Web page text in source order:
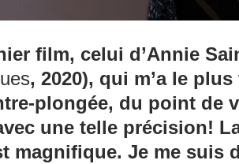
film, celui d’Annie
, 2020), qui m’a le plus
plongée, du point de
une telle précision!
magnifique. Je me suis